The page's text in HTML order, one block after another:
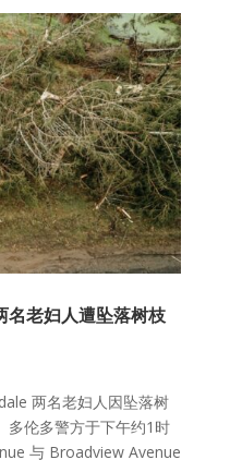
老妇人遭坠落树枝
两名老妇人因坠落树
多伦多警方于下午约1时
与 Broadview Avenue